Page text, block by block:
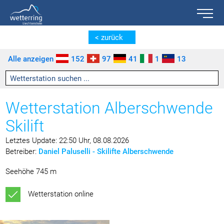
Zum Inhalt springen [AK + 0]
Zum linken senkrechten Seitenmenü springen [AK + 1]
Zum rechten senkrechten Seitenmenü springen [AK + 2]
Zu den Inhalten im Fußbereich springen [AK + 3]
Toggle
< zurück
Alle anzeigen 152 97 41 1 13
Wetterstation Alberschwende
Skilift
Letztes Update: 22:50 Uhr, 08.08.2026
Betreiber: Daniel Paluselli - Skilifte Alberschwende
Seehöhe 745 m
Wetterstation online